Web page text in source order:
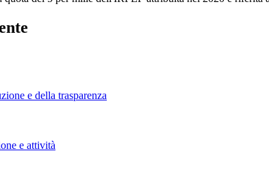
e della trasparenza
e attività